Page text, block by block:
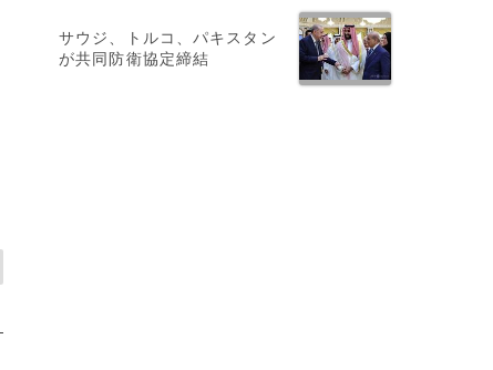
サウジ、トルコ、パキスタン
が共同防衛協定締結